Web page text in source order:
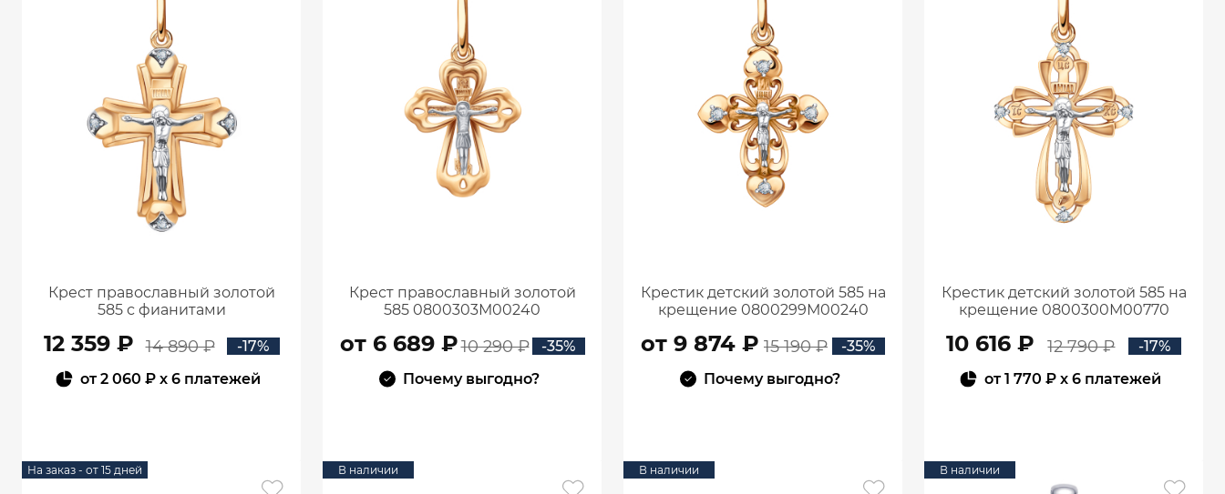
Крест православный золотой
585 с фианитами
12 359 ₽ 14 890 ₽
-17%
от2 060 ₽x 6 платежей
Крест православный золотой
585 0800303М00240
от 6 689 ₽10 290 ₽
-35%
Почему выгодно?
Крестик детский золотой 585 на
крещение 0800299М00240
от 9 874 ₽ 15 190 ₽
-35%
Почему выгодно?
Крестик детский золотой 585 на
крещение 0800300М00770
10 616 ₽ 12 790 ₽
-17%
от1 770 ₽x 6 платежей
На заказ - от 15 дней В наличии В наличии В наличии